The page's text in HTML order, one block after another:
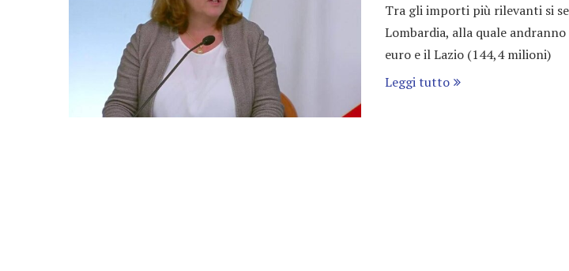
Tra gli importi più rilevanti si
Lombardia, alla quale
euro e il Lazio (144,4 milioni)
Leggi tutto